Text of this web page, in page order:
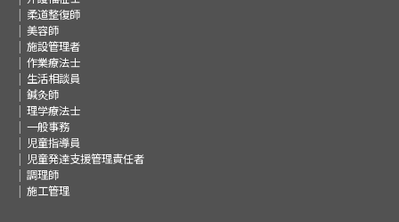
柔道整復師
美容師
施設管理者
作業療法士
生活相談員
鍼灸師
理学療法士
一般事務
児童指導員
児童発達支援管理責任者
調理師
施工管理